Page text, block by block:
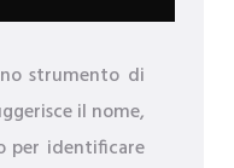
strumento di
il nome,
per identificare